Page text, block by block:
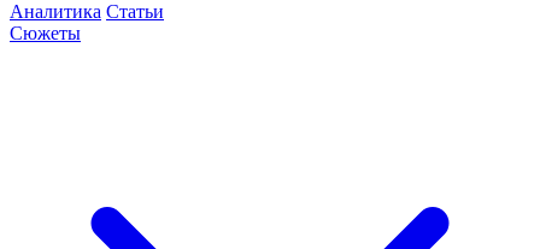
Аналитика Статьи
Сюжеты